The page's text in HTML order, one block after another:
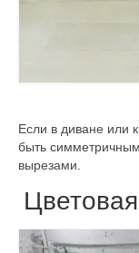
Если в диване или
быть
вырезами.